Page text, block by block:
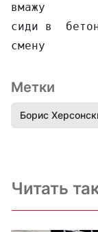
вмажу
сиди в
смену
Метки
Борис
Читать